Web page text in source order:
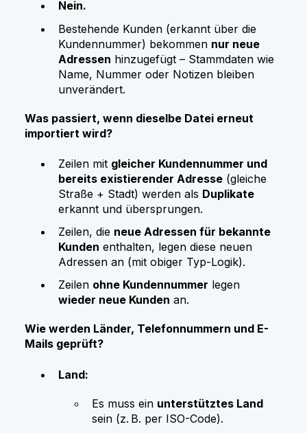
Nein.
Bestehende Kunden (erkannt über die
Kundennummer) bekommen nur neue
Adressen hinzugefügt – Stammdaten wie
Name, Nummer oder Notizen bleiben
unverändert.
Was passiert, wenn dieselbe Datei erneut
importiert wird?
Zeilen mit gleicher Kundennummer und
bereits existierender Adresse (gleiche
Straße + Stadt) werden als Duplikate
erkannt und übersprungen.
Zeilen, die neue Adressen für bekannte
Kunden enthalten, legen diese neuen
Adressen an (mit obiger Typ-Logik).
Zeilen ohne Kundennummer legen
wieder neue Kunden an.
Wie werden Länder, Telefonnummern und E-
Mails geprüft?
Land:
Es muss ein unterstütztes Land
sein (z. B. per ISO-Code).